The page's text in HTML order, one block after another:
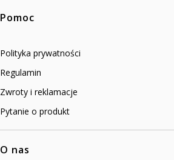
Pomoc
Polityka prywatności
Regulamin
Zwroty i reklamacje
Pytanie o produkt
O nas